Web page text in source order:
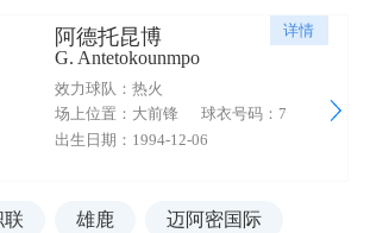
详情
阿德托昆博
G. Antetokounmpo
效力球队：热火
场上位置：大前锋
球衣号码：7
出生日期：1994-12-06
联 雄鹿 迈阿密国际